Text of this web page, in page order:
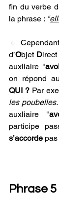
fin du verbe
la phrase : "
🔹
d’Objet Direct
auxliaire "
on répond
QUI ? Par
les
auxliaire "
participe
s’accorde
Phrase 5